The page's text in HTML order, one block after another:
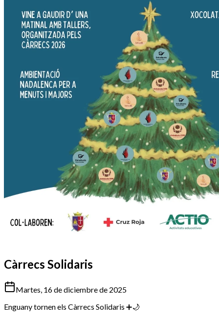
Càrrecs Solidaris
Martes, 16 de diciembre de 2025
Enguany tornen els Càrrecs Solidaris ➕🌙